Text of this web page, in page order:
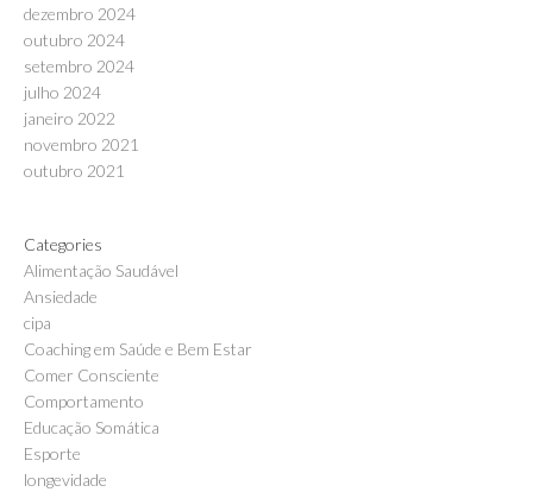
dezembro 2024
outubro 2024
setembro 2024
julho 2024
janeiro 2022
novembro 2021
outubro 2021
Categories
Alimentação Saudável
Ansiedade
cipa
Coaching em Saúde e Bem Estar
Comer Consciente
Comportamento
Educação Somática
Esporte
longevidade